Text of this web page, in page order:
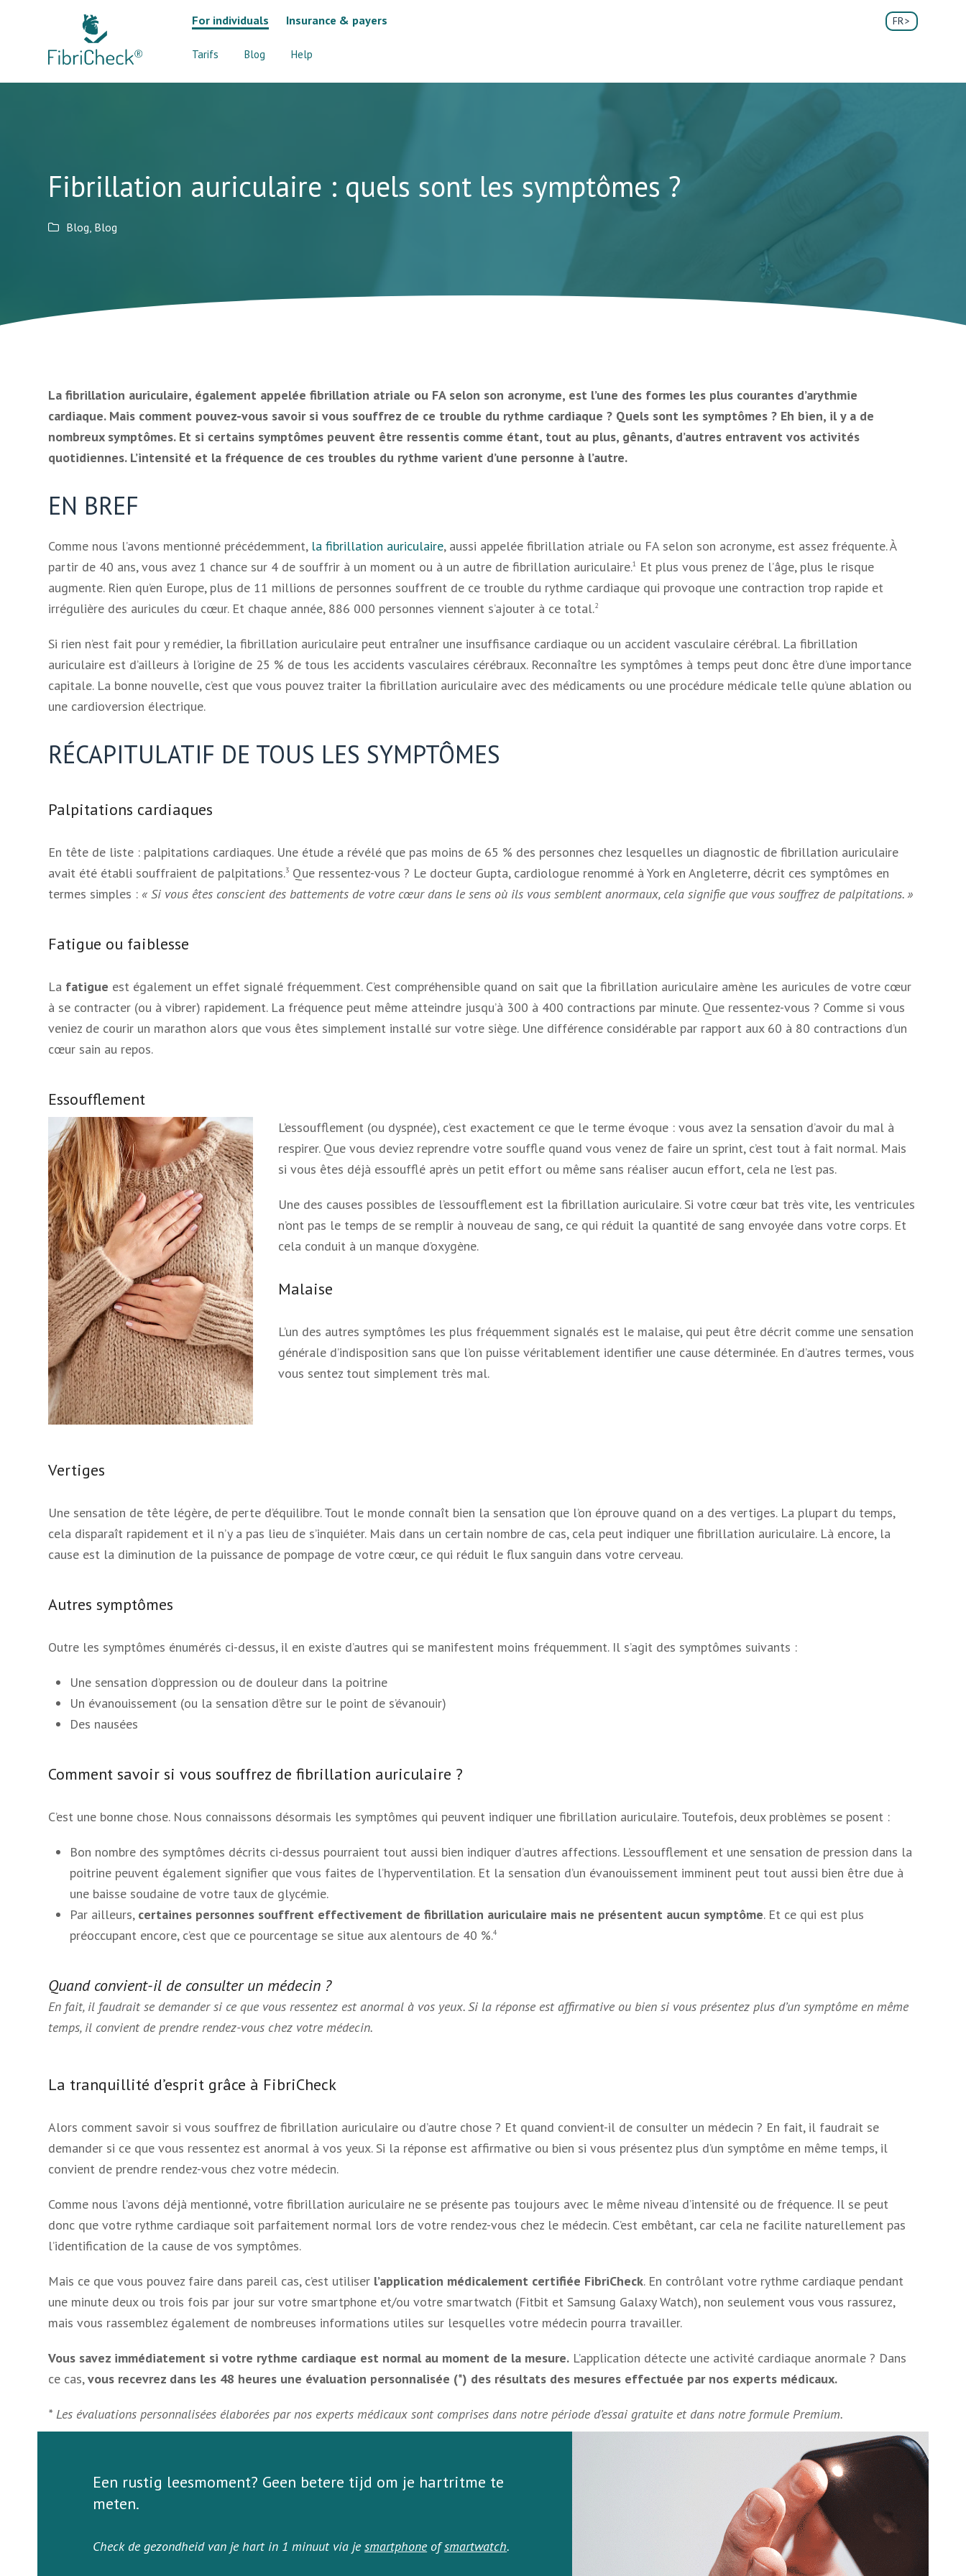
Tarifs Blog Help
For individuals Insurance & payers FR
Fibrillation auriculaire : quels sont les symptômes ?
Blog, Blog
La fibrillation auriculaire, également appelée fibrillation atriale ou FA selon son acronyme, est l’une des formes les plus courantes d’arythmie
cardiaque. Mais comment pouvez-vous savoir si vous souffrez de ce trouble du rythme cardiaque ? Quels sont les symptômes ? Eh bien, il y a de
nombreux symptômes. Et si certains symptômes peuvent être ressentis comme étant, tout au plus, gênants, d’autres entravent vos activités
quotidiennes. L’intensité et la fréquence de ces troubles du rythme varient d’une personne à l’autre.
EN BREF
Comme nous l’avons mentionné précédemment, la fibrillation auriculaire, aussi appelée fibrillation atriale ou FA selon son acronyme, est assez fréquente. À
partir de 40 ans, vous avez 1 chance sur 4 de souffrir à un moment ou à un autre de fibrillation auriculaire.1 Et plus vous prenez de l’âge, plus le risque
augmente. Rien qu’en Europe, plus de 11 millions de personnes souffrent de ce trouble du rythme cardiaque qui provoque une contraction trop rapide et
irrégulière des auricules du cœur. Et chaque année, 886 000 personnes viennent s’ajouter à ce total.2
Si rien n’est fait pour y remédier, la fibrillation auriculaire peut entraîner une insuffisance cardiaque ou un accident vasculaire cérébral. La fibrillation
auriculaire est d’ailleurs à l’origine de 25 % de tous les accidents vasculaires cérébraux. Reconnaître les symptômes à temps peut donc être d’une importance
capitale. La bonne nouvelle, c’est que vous pouvez traiter la fibrillation auriculaire avec des médicaments ou une procédure médicale telle qu’une ablation ou
une cardioversion électrique.
RÉCAPITULATIF DE TOUS LES SYMPTÔMES
Palpitations cardiaques
En tête de liste : palpitations cardiaques. Une étude a révélé que pas moins de 65 % des personnes chez lesquelles un diagnostic de fibrillation auriculaire
avait été établi souffraient de palpitations.3 Que ressentez-vous ? Le docteur Gupta, cardiologue renommé à York en Angleterre, décrit ces symptômes en
termes simples :« Si vous êtes conscient des battements de votre cœur dans le sens où ils vous semblent anormaux, cela signifie que vous souffrez de palpitations. »
Fatigue ou faiblesse
La fatigue est également un effet signalé fréquemment. C’est compréhensible quand on sait que la fibrillation auriculaire amène les auricules de votre cœur
à se contracter (ou à vibrer) rapidement. La fréquence peut même atteindre jusqu’à 300 à 400 contractions par minute. Que ressentez-vous ? Comme si vous
veniez de courir un marathon alors que vous êtes simplement installé sur votre siège. Une différence considérable par rapport aux 60 à 80 contractions d’un
cœur sain au repos.
Essoufflement
L’essoufflement (ou dyspnée), c’est exactement ce que le terme évoque : vous avez la sensation d’avoir du mal à
respirer. Que vous deviez reprendre votre souffle quand vous venez de faire un sprint, c’est tout à fait normal. Mais
si vous êtes déjà essoufflé après un petit effort ou même sans réaliser aucun effort, cela ne l’est pas.
Une des causes possibles de l’essoufflement est la fibrillation auriculaire. Si votre cœur bat très vite, les ventricules
n’ont pas le temps de se remplir à nouveau de sang, ce qui réduit la quantité de sang envoyée dans votre corps. Et
cela conduit à un manque d’oxygène.
Malaise
L’un des autres symptômes les plus fréquemment signalés est le malaise, qui peut être décrit comme une sensation
générale d’indisposition sans que l’on puisse véritablement identifier une cause déterminée. En d’autres termes, vous
vous sentez tout simplement très mal.
Vertiges
Une sensation de tête légère, de perte d’équilibre. Tout le monde connaît bien la sensation que l’on éprouve quand on a des vertiges. La plupart du temps,
cela disparaît rapidement et il n’y a pas lieu de s’inquiéter. Mais dans un certain nombre de cas, cela peut indiquer une fibrillation auriculaire. Là encore, la
cause est la diminution de la puissance de pompage de votre cœur, ce qui réduit le flux sanguin dans votre cerveau.
Autres symptômes
Outre les symptômes énumérés ci-dessus, il en existe d’autres qui se manifestent moins fréquemment. Il s’agit des symptômes suivants :
Une sensation d’oppression ou de douleur dans la poitrine
Un évanouissement (ou la sensation d’être sur le point de s’évanouir)
Des nausées
Comment savoir si vous souffrez de fibrillation auriculaire ?
C’est une bonne chose. Nous connaissons désormais les symptômes qui peuvent indiquer une fibrillation auriculaire. Toutefois, deux problèmes se posent :
Bon nombre des symptômes décrits ci-dessus pourraient tout aussi bien indiquer d’autres affections. L’essoufflement et une sensation de pression dans la
poitrine peuvent également signifier que vous faites de l’hyperventilation. Et la sensation d’un évanouissement imminent peut tout aussi bien être due à
une baisse soudaine de votre taux de glycémie.
Par ailleurs, certaines personnes souffrent effectivement de fibrillation auriculaire mais ne présentent aucun symptôme. Et ce qui est plus
préoccupant encore, c’est que ce pourcentage se situe aux alentours de 40 %.4
Quand convient-il de consulter un médecin ?
En fait, il faudrait se demander si ce que vous ressentez est anormal à vos yeux. Si la réponse est affirmative ou bien si vous présentez plus d’un symptôme en même
temps, il convient de prendre rendez-vous chez votre médecin.
La tranquillité d’esprit grâce à FibriCheck
Alors comment savoir si vous souffrez de fibrillation auriculaire ou d’autre chose ? Et quand convient-il de consulter un médecin ? En fait, il faudrait se
demander si ce que vous ressentez est anormal à vos yeux. Si la réponse est affirmative ou bien si vous présentez plus d’un symptôme en même temps, il
convient de prendre rendez-vous chez votre médecin.
Comme nous l’avons déjà mentionné, votre fibrillation auriculaire ne se présente pas toujours avec le même niveau d’intensité ou de fréquence. Il se peut
donc que votre rythme cardiaque soit parfaitement normal lors de votre rendez-vous chez le médecin. C’est embêtant, car cela ne facilite naturellement pas
l’identification de la cause de vos symptômes.
Mais ce que vous pouvez faire dans pareil cas, c’est utiliser l’application médicalement certifiée FibriCheck. En contrôlant votre rythme cardiaque pendant
une minute deux ou trois fois par jour sur votre smartphone et/ou votre smartwatch (Fitbit et Samsung Galaxy Watch), non seulement vous vous rassurez,
mais vous rassemblez également de nombreuses informations utiles sur lesquelles votre médecin pourra travailler.
Vous savez immédiatement si votre rythme cardiaque est normal au moment de la mesure. L’application détecte une activité cardiaque anormale ? Dans
ce cas,vous recevrez dans les 48 heures une évaluation personnalisée (*) des résultats des mesures effectuée par nos experts médicaux.
* Les évaluations personnalisées élaborées par nos experts médicaux sont comprises dans notre période d’essai gratuite et dans notre formule Premium.
Een rustig leesmoment? Geen betere tijd om je hartritme te
meten.
Check de gezondheid van je hart in 1 minuut via jesmartphoneofsmartwatch.